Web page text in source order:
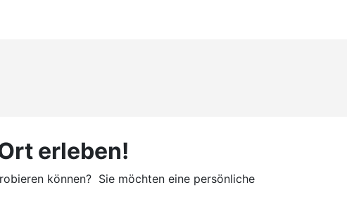
erleben!
können? Sie möchten eine persönliche